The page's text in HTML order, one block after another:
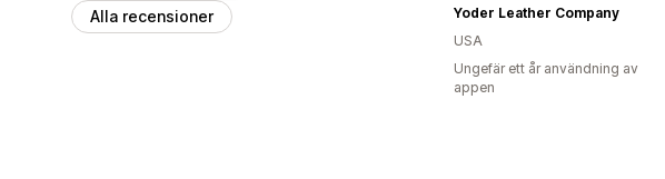
Alla recensioner
Yoder Leather Company
USA
Ungefär ett år användning av
appen